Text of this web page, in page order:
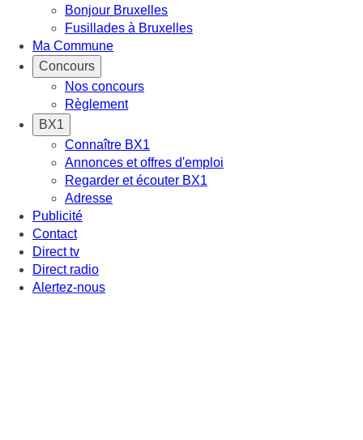
Bonjour Bruxelles
Fusillades à Bruxelles
Ma Commune
Concours
Nos concours
Règlement
BX1
Connaître BX1
Annonces et offres d'emploi
Regarder et écouter BX1
Adresse
Publicité
Contact
Direct tv
Direct radio
Alertez-nous